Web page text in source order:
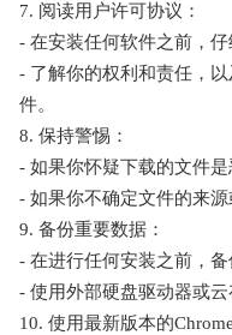
7. 阅读用户许可协议：
- 在安装任何软件之前，仔
- 了解你的权利和责任，
件。
8. 保持警惕：
- 如果你怀疑下载的文件是
- 如果你不确定文件的来源
9. 备份重要数据：
- 在进行任何安装之前，备
- 使用外部硬盘驱动器或云
10. 使用最新版本的